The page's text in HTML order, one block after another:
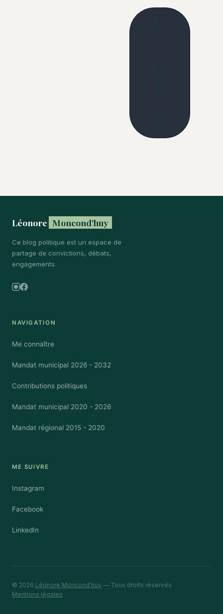
L
i
r
e
p
l
u
s
Léonore Moncond'huy
Ce blog politique est un espace de
partage de convictions, débats,
engagements.
Instagram
Facebook
NAVIGATION
Me connaître
Mandat municipal 2026 - 2032
Contributions politiques
Mandat municipal 2020 - 2026
Mandat régional 2015 - 2020
ME SUIVRE
Instagram
Facebook
LinkedIn
© 2026 Léonore Moncond'huy — Tous droits réservés
Mentions légales